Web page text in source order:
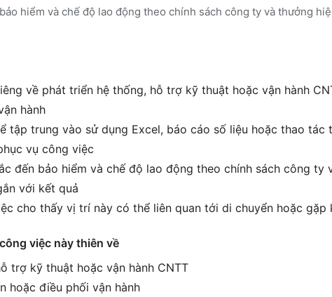
hiểm và chế độ lao động theo chính sách công ty và thưởng
về phát triển hệ thống, hỗ trợ kỹ thuật hoặc vận hành
hành
tập trung vào sử dụng Excel, báo cáo số liệu hoặc thao tác
vụ công việc
đến bảo hiểm và chế độ lao động theo chính sách công ty
với kết quả
cho thấy vị trí này có thể liên quan tới di chuyển hoặc gặp
việc này thiên về
trợ kỹ thuật hoặc vận hành CNTT
hoặc điều phối vận hành